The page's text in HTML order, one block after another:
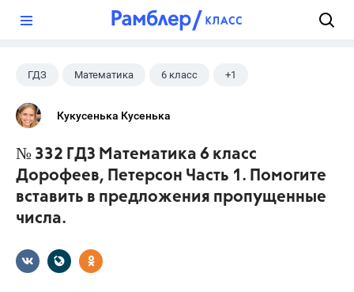
ГДЗ Математика 6 класс +1
Дорофеев Г. В.
Кукусенька Кусенька
№ 332 ГДЗ Математика 6 класс
Дорофеев, Петерсон Часть 1. Помогите
вставить в предложения пропущенные
числа.